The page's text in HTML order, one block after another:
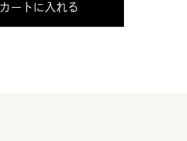
カートに入れる